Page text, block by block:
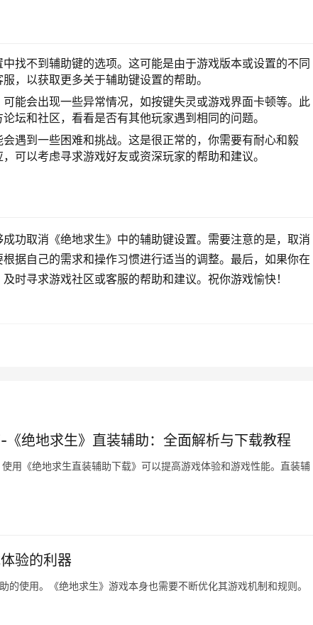
找不到辅助键的选项。这可能是由于游戏版本或设置的不同
，以获取更多关于辅助键设置的帮助。
能会出现一些异常情况，如按键失灵或游戏界面卡顿等。此
坛和社区，看看是否有其他玩家遇到相同的问题。
遇到一些困难和挑战。这是很正常的，你需要有耐心和毅
可以考虑寻求游戏好友或资深玩家的帮助和建议。
功取消《绝地求生》中的辅助键设置。需要注意的是，取消
据自己的需求和操作习惯进行适当的调整。最后，如果你在
时寻求游戏社区或客服的帮助和建议。祝你游戏愉快！
《绝地求生》直装辅助：全面解析与下载教程
用《绝地求生直装辅助下载》可以提高游戏体验和游戏性能。直装辅
验的利器
使用。《绝地求生》游戏本身也需要不断优化其游戏机制和规则。